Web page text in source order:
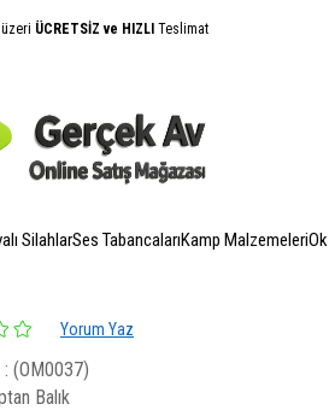
ÜCRETSİZ ve HIZLI Teslimat
SilahlarSes TabancalarıKamp Malzemeleri
Yorum Yaz
(OM0037)
Balık